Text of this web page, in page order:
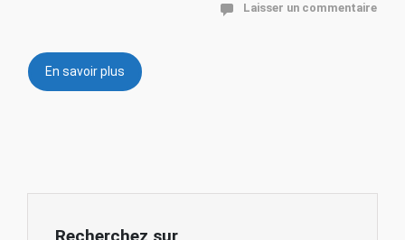
Laisser un commentaire
En savoir plus